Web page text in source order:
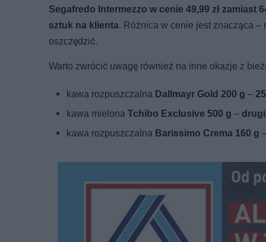
Segafredo Intermezzo w cenie 49,99 zł zamiast
sztuk na klienta. Różnica w cenie jest znacząca –
oszczędzić.
Warto zwrócić uwagę również na inne okazje z
kawa rozpuszczalna Dallmayr Gold 200 g –
kawa mielona Tchibo Exclusive 500 g – drugi
kawa rozpuszczalna Barissimo Crema 160 g